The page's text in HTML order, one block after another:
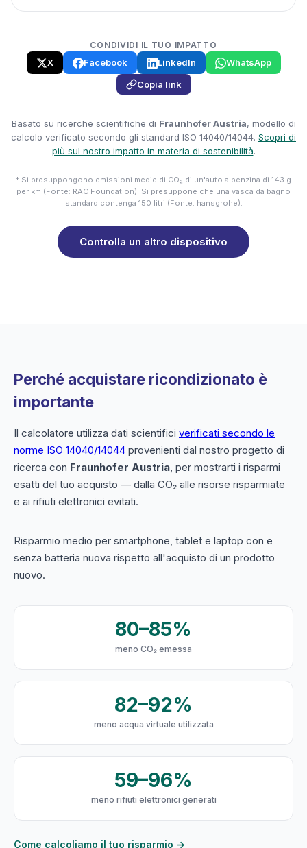
CONDIVIDI IL TUO IMPATTO
X Facebook LinkedIn
WhatsApp
Copia link
Basato su ricerche scientifiche di Fraunhofer Austria, modello di
calcolo verificato secondo gli standard ISO 14040/14044. Scopri di
più sul nostro impatto in materia di sostenibilità.
* Si presuppongono emissioni medie di CO₂ di un'auto a benzina di 143 g
per km (Fonte: RAC Foundation). Si presuppone che una vasca da bagno
standard contenga 150 litri (Fonte: hansgrohe).
Controlla un altro dispositivo
Perché acquistare ricondizionato è
importante
Il calcolatore utilizza dati scientifici verificati secondo le
norme ISO 14040/14044 provenienti dal nostro progetto di
ricerca con Fraunhofer Austria, per mostrarti i risparmi
esatti del tuo acquisto — dalla CO₂ alle risorse risparmiate
e ai rifiuti elettronici evitati.
Risparmio medio per smartphone, tablet e laptop con e
senza batteria nuova rispetto all'acquisto di un prodotto
nuovo.
80–85%
meno CO₂ emessa
82–92%
meno acqua virtuale utilizzata
59–96%
meno rifiuti elettronici generati
Come calcoliamo il tuo risparmio →